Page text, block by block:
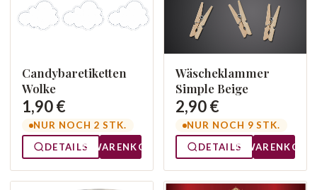
Candybaretiketten
Wolke
1,90 €
NUR NOCH 2 STK.
DETAILS
WARENKORB
Wäscheklammer
Simple Beige
2,90 €
NUR NOCH 9 STK.
DETAILS
WARENKORB